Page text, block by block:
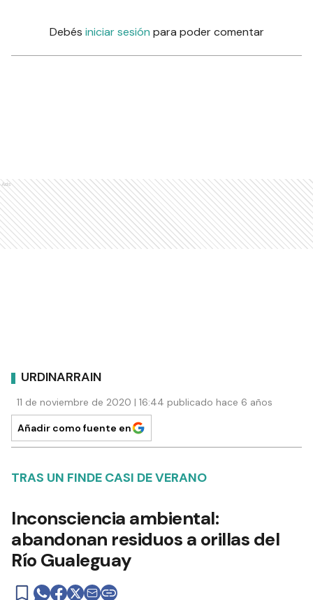
Debés iniciar sesión para poder comentar
Ads
URDINARRAIN
11 de noviembre de 2020 | 16:44 publicado hace 6 años
Añadir como fuente en
TRAS UN FINDE CASI DE VERANO
Inconsciencia ambiental:
abandonan residuos a orillas del
Río Gualeguay